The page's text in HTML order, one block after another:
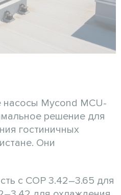
Mycond MCU-
решение для
гостиничных
Они
с COP 3.42–3.65 для